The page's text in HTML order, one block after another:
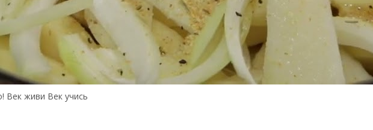
Век живи Век учись